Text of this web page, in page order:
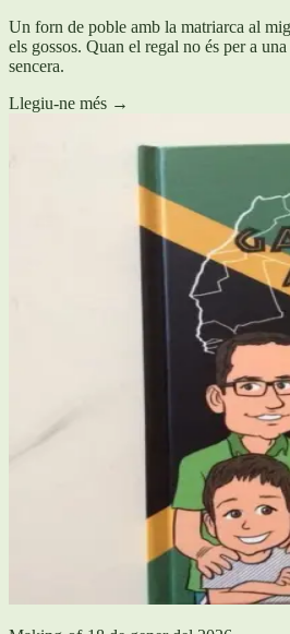
Un forn de poble amb la matriarca al
els gossos. Quan el regal no és per a
sencera.
Llegiu-ne més →